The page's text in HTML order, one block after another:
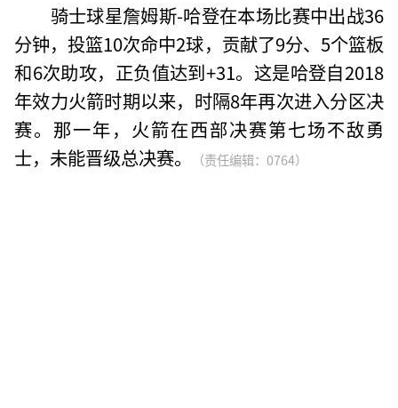
骑士球星詹姆斯-哈登在本场比赛中出战36
分钟，投篮10次命中2球，贡献了9分、5个篮板
和6次助攻，正负值达到+31。这是哈登自2018
年效力火箭时期以来，时隔8年再次进入分区决
赛。那一年，火箭在西部决赛第七场不敌勇
士，未能晋级总决赛。
（责任编辑：0764）